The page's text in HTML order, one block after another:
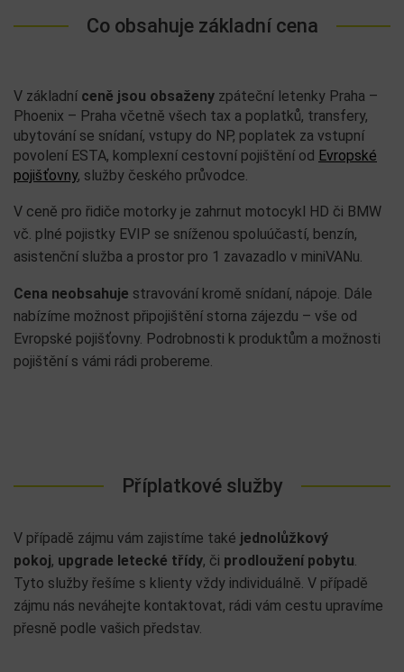
Co obsahuje základní cena
V základní ceně jsou obsaženy zpáteční letenky Praha –
Phoenix – Praha včetně všech tax a poplatků, transfery,
ubytování se snídaní, vstupy do NP, poplatek za vstupní
povolení ESTA, komplexní cestovní pojištění od Evropské
pojišťovny, služby českého průvodce.
V ceně pro řidiče motorky je zahrnut motocykl HD či BMW
vč. plné pojistky EVIP se sníženou spoluúčastí, benzín,
asistenční služba a prostor pro 1 zavazadlo v miniVANu.
Cena neobsahuje stravování kromě snídaní, nápoje. Dále
nabízíme možnost připojištění storna zájezdu – vše od
Evropské pojišťovny. Podrobnosti k produktům a možnosti
pojištění s vámi rádi probereme.
Příplatkové služby
V případě zájmu vám zajistíme také jednolůžkový
pokoj, upgrade letecké třídy, či prodloužení pobytu
Tyto služby řešíme s klienty vždy individuálně. V případě
zájmu nás neváhejte kontaktovat, rádi vám cestu upravíme
přesně podle vašich představ.